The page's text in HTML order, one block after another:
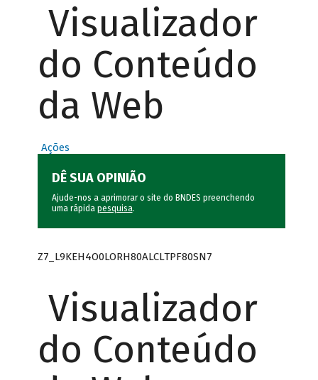
Visualizador
do Conteúdo
da Web
Ações
DÊ SUA OPINIÃO
Ajude-nos a aprimorar o site do BNDES preenchendo
uma rápida pesquisa.
Z7_L9KEH4O0LORH80ALCLTPF80SN7
Visualizador
do Conteúdo